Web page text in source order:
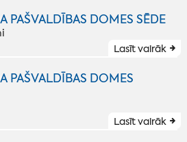
PAŠVALDĪBAS DOMES SĒDE
Lasīt vairāk
PAŠVALDĪBAS DOMES
Lasīt vairāk